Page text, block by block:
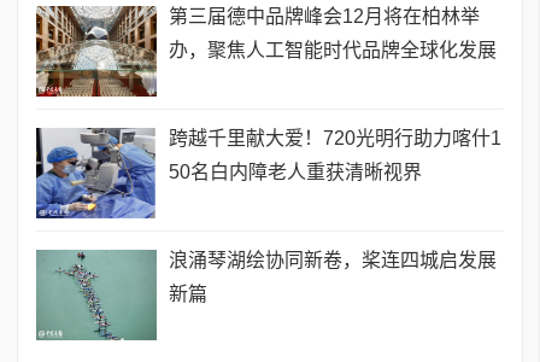
第三届德中品牌峰会12月将在柏林举
办，聚焦人工智能时代品牌全球化发展
跨越千里献大爱！720光明行助力喀什1
50名白内障老人重获清晰视界
浪涌琴湖绘协同新卷，桨连四城启发展
新篇